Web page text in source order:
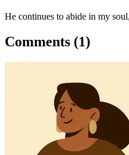
He continues to abide in my
Comments (1)